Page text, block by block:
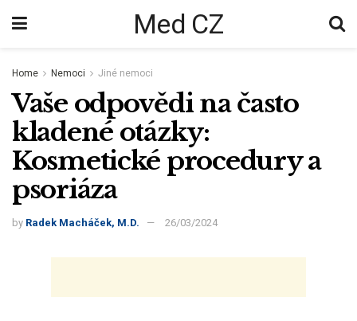
Med CZ
Home Nemoci Jiné nemoci
Vaše odpovědi na často
kladené otázky:
Kosmetické procedury a
psoriáza
by Radek Macháček, M.D. 26/03/2024